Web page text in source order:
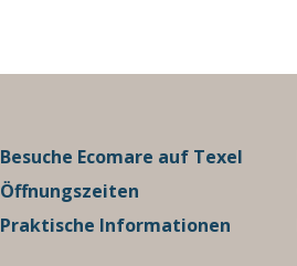
Besuche Ecomare auf Texel
Öffnungszeiten
Praktische Informationen